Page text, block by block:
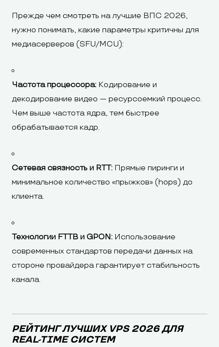
Прежде чем смотреть на лучшие ВПС 2026,
нужно понимать, какие параметры критичны для
медиасерверов (SFU/MCU):
Частота процессора: Кодирование и
декодирование видео — ресурсоемкий процесс.
Чем выше частота ядра, тем быстрее
обрабатывается кадр.
Сетевая связность и RTT: Прямые пиринги и
минимальное количество «прыжков» (hops) до
клиента.
Технологии FTTB и GPON: Использование
современных стандартов передачи данных на
стороне провайдера гарантирует стабильность
канала.
РЕЙТИНГ ЛУЧШИХ VPS 2026 ДЛЯ
REAL-TIME СИСТЕМ